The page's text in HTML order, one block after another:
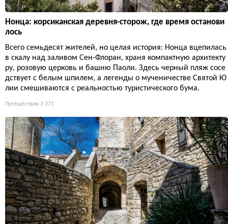
Нонца: корсиканская деревня-сторож, где время останови
лось
Всего семьдесят жителей, но целая история: Нонца вцепилась
в скалу над заливом Сен-Флоран, храня компактную архитекту
ру, розовую церковь и башню Паоли. Здесь черный пляж сосе
дствует с белым шпилем, а легенды о мученичестве Святой Ю
лии смешиваются с реальностью туристического бума.
Путешествия 3 371